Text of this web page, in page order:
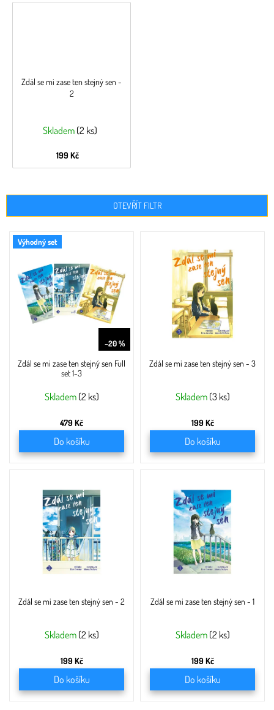
Zdál se mi zase ten stejný sen -
2
Skladem (2 ks)
199 Kč
OTEVŘÍT FILTR
Výhodný set
–20 %
Zdál se mi zase ten stejný sen Full
set 1-3
Skladem (2 ks)
479 Kč
Do košíku
Zdál se mi zase ten stejný sen - 3
Skladem (3 ks)
199 Kč
Do košíku
Zdál se mi zase ten stejný sen - 2
Skladem (2 ks)
199 Kč
Do košíku
Zdál se mi zase ten stejný sen - 1
Skladem (2 ks)
199 Kč
Do košíku